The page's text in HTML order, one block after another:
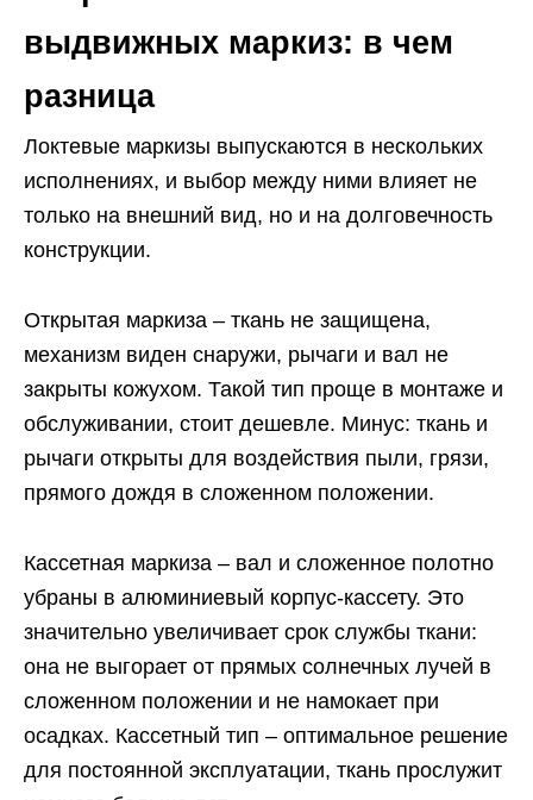
выдвижных маркиз: в чем
разница
Локтевые маркизы выпускаются в нескольких
исполнениях, и выбор между ними влияет не
только на внешний вид, но и на долговечность
конструкции.
Открытая маркиза – ткань не защищена,
механизм виден снаружи, рычаги и вал не
закрыты кожухом. Такой тип проще в монтаже и
обслуживании, стоит дешевле. Минус: ткань и
рычаги открыты для воздействия пыли, грязи,
прямого дождя в сложенном положении.
Кассетная маркиза – вал и сложенное полотно
убраны в алюминиевый корпус-кассету. Это
значительно увеличивает срок службы ткани:
она не выгорает от прямых солнечных лучей в
сложенном положении и не намокает при
осадках. Кассетный тип – оптимальное решение
для постоянной эксплуатации, ткань прослужит